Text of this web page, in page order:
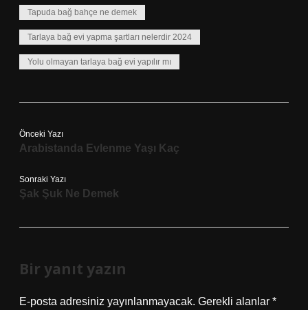
Tapuda bağ bahçe ne demek
Tarlaya bağ evi yapma şartları nelerdir 2024
Yolu olmayan tarlaya bağ evi yapılır mı
Önceki Yazı
Arabistanda Evlenme Yaşı Kaç
Sonraki Yazı
Şak Şuk Ne Demek
Bir yanıt yazın
E-posta adresiniz yayınlanmayacak. Gerekli alanlar *